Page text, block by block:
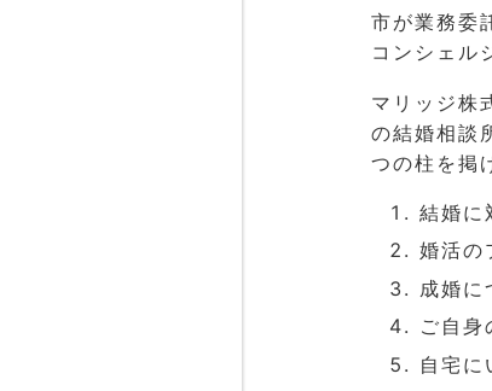
市が業務委
コンシェル
マリッジ株
の結婚相談
つの柱を掲
結婚に
婚活の
成婚に
ご自身
自宅に